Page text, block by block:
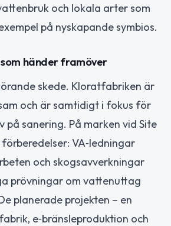
och lokala arter som
på nyskapande symbios.
händer framöver
skede. Kloratfabriken är
och är samtidigt i fokus för
på sanering. På marken vid Site
VA‑ledningar
och skogsavverkningar
prövningar om vattenuttag
planerade projekten – en
e‑bränsleproduktion och